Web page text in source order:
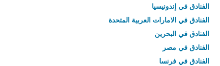
الفنادق في إندونيسيا
الفنادق في الامارات العربية المتحدة
الفنادق في البحرين
الفنادق في مصر
الفنادق في فرنسا